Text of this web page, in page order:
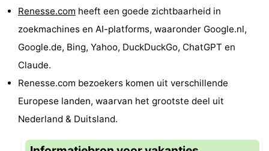
Oase
Duinoord
-
Ginsterveld
Julianahoeve
Livingstone
Port
Greve
Port
Renesse.com heeft een goede zichtbaarheid in
zoekmachines en AI-platforms, waaronder Google.nl,
Google.de, Bing, Yahoo, DuckDuckGo, ChatGPT en
Claude.
Renesse.com bezoekers komen uit verschillende
Europese landen, waarvan het grootste deel uit
Nederland & Duitsland.